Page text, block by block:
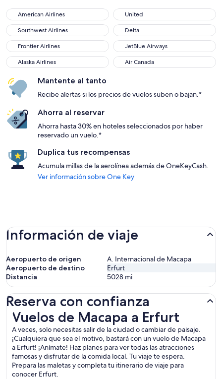
American Airlines
American Airlines United
United
Southwest Airlines
Southwest Airlines Delta
Delta
Frontier Airlines
Frontier Airlines JetBlue Airways
JetBlue Airways
Alaska Airlines
Alaska Airlines Air Canada
Air Canada
Mantente al tanto
Recibe alertas si los precios de vuelos suben o bajan.*
Ahorra al reservar
Ahorra hasta 30% en hoteles seleccionados por haber
reservado un vuelo.*
Duplica tus recompensas
Acumula millas de la aerolínea además de OneKeyCash.
Ver información sobre One Key
Información de viaje
Aeropuerto de origen
A. Internacional de Macapa
Aeropuerto de destino
Erfurt
Distancia
5028 mi
Reserva con confianza
Vuelos de Macapa a Erfurt
A veces, solo necesitas salir de la ciudad o cambiar de paisaje.
¡Cualquiera que sea el motivo, bastará con un vuelo de Macapa
a Erfurt! ¡Anímate! Haz planes para ver todas las atracciones
famosas y disfrutar de la comida local. Tu viaje te espera.
Prepara las maletas y completa tu itinerario de viaje para
conocer Erfurt.
Vuelos de Macapa a Erfurt